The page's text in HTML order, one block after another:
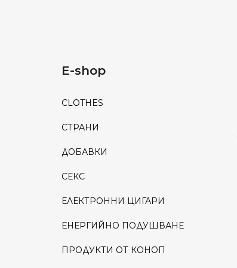
E-shop
CLOTHES
СТРАНИ
ДОБАВКИ
СЕКС
ЕЛЕКТРОННИ ЦИГАРИ
ЕНЕРГИЙНО ПОДУШВАНЕ
ПРОДУКТИ ОТ КОНОП